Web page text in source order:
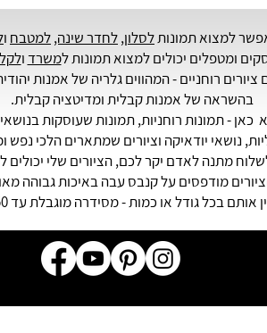
למצוא תמונותלסלון,לחדר שינה,למטבח ו
ומטפלים יכולים למצוא תמונות למשרדו
ציורים רוחניים - המהווים גלריה שלאמנות
בהשראה של אמנות קבלית ומדיטציה קבלית.
כאן - תמונות רוחניות, תמונות שעוסקות
נושאי יודאיקה וציורים שמתארים הלכי נפש
מתנה לאדם יקר לכם, הציורים שלי יכולים
מודפסים על קנבס עבה באיכות גבוהה
אותם בכל גודל או כמות - מסידרה מוגבלת עד 150 עותקים.